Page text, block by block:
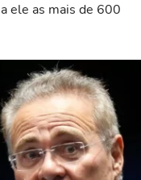
ele as mais de 600